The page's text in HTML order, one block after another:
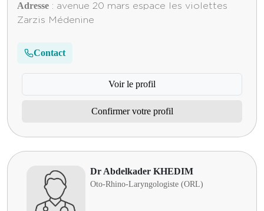
Adresse : avenue 20 mars espace les violettes
Zarzis Médenine
Contact
Voir le profil
Confirmer votre profil
Dr Abdelkader KHEDIM
Oto-Rhino-Laryngologiste (ORL)